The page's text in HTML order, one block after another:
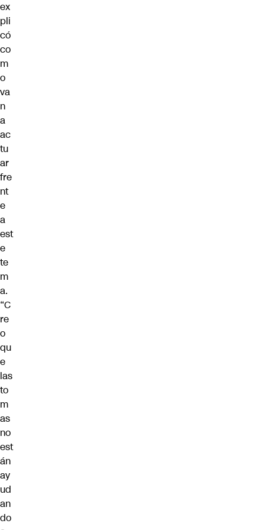
ex
pli
có
co
m
o
va
n
a
ac
tu
ar
fre
nt
e
a
est
e
te
m
a.
“C
re
o
qu
e
las
to
m
as
no
est
án
ay
ud
an
do